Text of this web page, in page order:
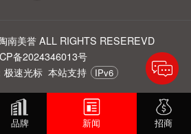
南美誉 ALL RIGHTS RESEREVD
备2024346013号
极速光标 本站支持 IPv6
品牌 新闻 招商